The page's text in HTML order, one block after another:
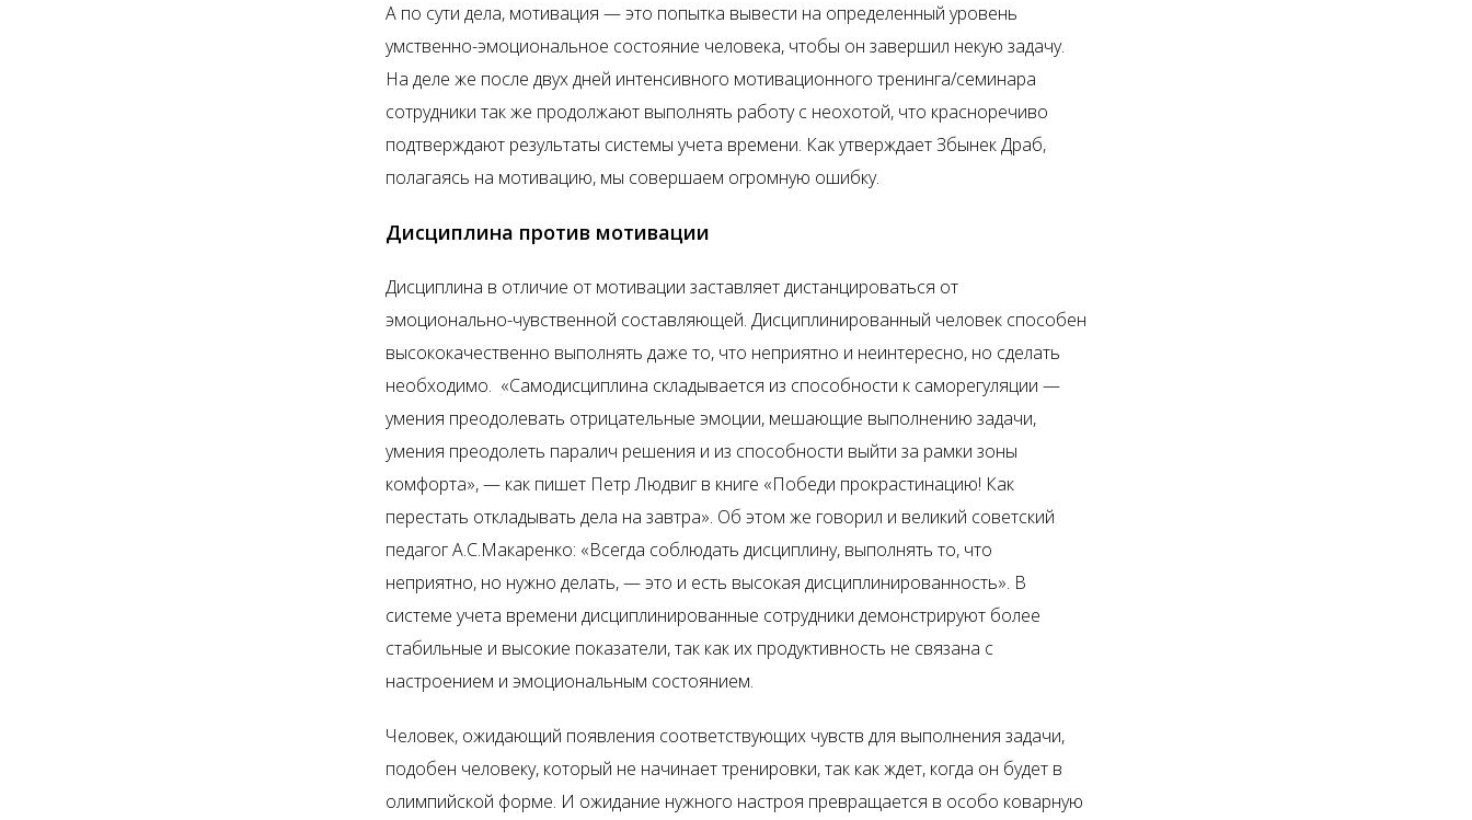
А по сути дела, мотивация — это попытка вывести на определенный уровень
умственно-эмоциональное состояние человека, чтобы он завершил некую задачу.
На деле же после двух дней интенсивного мотивационного тренинга/семинара
сотрудники так же продолжают выполнять работу с неохотой, что красноречиво
подтверждают результаты системы учета времени. Как утверждает Збынек Драб,
полагаясь на мотивацию, мы совершаем огромную ошибку.
Дисциплина против мотивации
Дисциплина в отличие от мотивации заставляет дистанцироваться от
эмоционально-чувственной составляющей. Дисциплинированный человек способен
высококачественно выполнять даже то, что неприятно и неинтересно, но сделать
необходимо. «Самодисциплина складывается из способности к саморегуляции —
умения преодолевать отрицательные эмоции, мешающие выполнению задачи,
умения преодолеть паралич решения и из способности выйти за рамки зоны
комфорта», — как пишет Петр Людвиг в книге «Победи прокрастинацию! Как
перестать откладывать дела на завтра». Об этом же говорил и великий советский
педагог А.С.Макаренко: «Всегда соблюдать дисциплину, выполнять то, что
неприятно, но нужно делать, — это и есть высокая дисциплинированность». В
системе учета времени дисциплинированные сотрудники демонстрируют более
стабильные и высокие показатели, так как их продуктивность не связана с
настроением и эмоциональным состоянием.
Человек, ожидающий появления соответствующих чувств для выполнения задачи,
подобен человеку, который не начинает тренировки, так как ждет, когда он будет в
олимпийской форме. И ожидание нужного настроя превращается в особо коварную